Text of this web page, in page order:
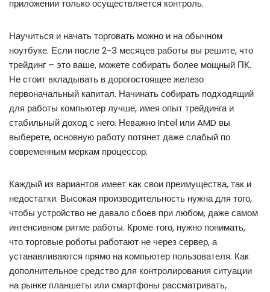
приложении только осуществляется контроль.
Научиться и начать торговать можно и на обычном
ноутбуке. Если после 2-3 месяцев работы вы решите, что
трейдинг – это ваше, можете собирать более мощный ПК.
Не стоит вкладывать в дорогостоящее железо
первоначальный капитал. Начинать собирать подходящий
для работы компьютер лучше, имея опыт трейдинга и
стабильный доход с него. Неважно Intel или AMD вы
выберете, основную работу потянет даже слабый по
современным меркам процессор.
Каждый из вариантов имеет как свои преимущества, так и
недостатки. Высокая производительность нужна для того,
чтобы устройство не давало сбоев при любом, даже самом
интенсивном ритме работы. Кроме того, нужно понимать,
что торговые роботы работают не через сервер, а
устанавливаются прямо на компьютер пользователя. Как
дополнительное средство для контролирования ситуации
на рынке планшеты или смартфоны рассматривать,